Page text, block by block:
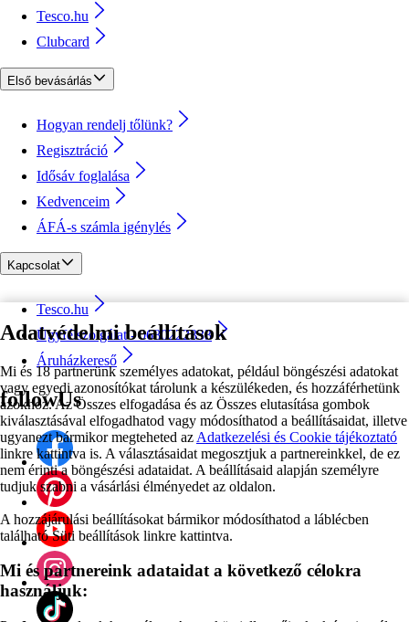
Adatvédelmi beállítások
Mi és 18 partnerünk személyes adatokat, például böngészési adatokat
vagy egyedi azonosítókat tárolunk a készülékeden, és hozzáférhetünk
azokhoz. Az Összes elfogadása és az Összes elutasítása gombok
kiválasztásával elfogadhatod vagy módosíthatod a beállításaidat, illetve
ugyanezt bármikor megteheted az Adatkezelési és Cookie tájékoztató
linkre kattintva is. A választásaidat megosztjuk a partnereinkkel, de ez
nem érinti a böngészési adataidat. A beállításaid alapján személyre
tudjuk szabni a vásárlási élményedet az oldalon.
A hozzájárulási beállításokat bármikor módosíthatod a láblécben
található Süti beállítások linkre kattintva.
Mi és partnereink adataidat a következő célokra
használjuk:
Tesco.hu
Clubcard
Első bevásárlás
Hogyan rendelj tőlünk?
Regisztráció
Idősáv foglalása
Kedvenceim
ÁFÁ-s számla igénylés
Kapcsolat
Tesco.hu
Ügyfélszolgálat - 0680222333
Áruházkereső
followUs